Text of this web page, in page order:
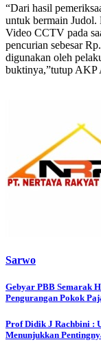
“Dari hasil
untuk bermain Judol.
Video CCTV pada
pencurian sebesar
digunakan oleh
buktinya,”tutup AKP
Sarwo
Post
navigation
Gebyar PBB Semarak
Pengurangan Pokok
Prof Didik J Rachbini :
Menunjukkan